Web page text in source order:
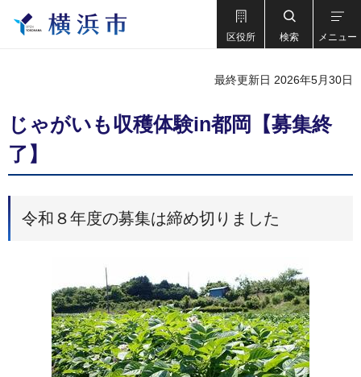
区役所 検索 メニュー
最終更新日 2026年5月30日
じゃがいも収穫体験in都岡【募集終
了】
令和８年度の募集は締め切りました